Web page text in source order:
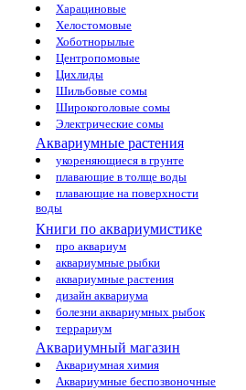
Харациновые
Хелостомовые
Хоботнорылые
Центропомовые
Цихлиды
Шильбовые сомы
Широкоголовые сомы
Электрические сомы
Аквариумные растения
укореняющиеся в грунте
плавающие в толще воды
плавающие на поверхности
воды
Книги по аквариумистике
про аквариум
аквариумные рыбки
аквариумные растения
дизайн аквариума
болезни аквариумных рыбок
террариум
Аквариумный магазин
Аквариумная химия
Аквариумные беспозвоночные